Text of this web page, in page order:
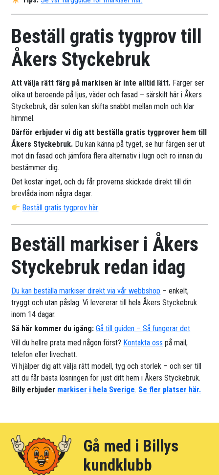
Beställ gratis tygprov till
Åkers Styckebruk
Att välja rätt färg på markisen är inte alltid lätt. Färger ser
olika ut beroende på ljus, väder och fasad – särskilt här i Åkers
Styckebruk, där solen kan skifta snabbt mellan moln och klar
himmel.
Därför erbjuder vi dig att beställa gratis tygprover hem till
Åkers Styckebruk. Du kan känna på tyget, se hur färgen ser ut
mot din fasad och jämföra flera alternativ i lugn och ro innan du
bestämmer dig.
Det kostar inget, och du får proverna skickade direkt till din
brevlåda inom några dagar.
Beställ gratis tygprov här
Beställ markiser i Åkers
Styckebruk redan idag
Du kan beställa markiser direkt via vår webbshop – enkelt,
tryggt och utan påslag. Vi levererar till hela Åkers Styckebruk
inom 14 dagar.
Så här kommer du igång: Gå till guiden – Så fungerar det
Vill du hellre prata med någon först? Kontakta oss på mail,
telefon eller livechatt.
Vi hjälper dig att välja rätt modell, tyg och storlek – och ser till
att du får bästa lösningen för just ditt hem i Åkers Styckebruk.
Billy erbjuder markiser i hela Sverige. Se fler platser här.
Gå med i Billys
kundklubb